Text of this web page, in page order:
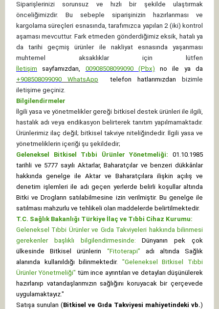
Siparişlerinizi sorunsuz ve hızlı bir şekilde ulaştırmak
önceliğimizdir. Bu sebeple siparişinizin hazırlanması ve
kargolama süreçleri esnasında, tarafımızca yapılan 2 (iki) kontrol
aşaması mevcuttur. Fark etmeden gönderdiğimiz eksik, hatalı ya
da tarihi geçmiş ürünler ile nakliyat esnasında yaşanması
muhtemel aksaklıklar için lütfen
İletişim
sayfamızdan, 00908508099090 (Pbx) no ile ya da
+908508099090 WhatsApp telefon hatlarımızdan bizimle
iletişime geçiniz.
Bilgilendirmeler
İlgili yasa ve yönetmelikler gereği bitkisel destek ürünleri ile ilgili,
hastalık adı veya endikasyon belirterek tanıtım yapılmamaktadır.
Ürünlerimiz ilaç değil; bitkisel takviye niteliğindedir. İlgili yasa ve
yönetmeliklerin içeriği şu şekildedir;
Geleneksel Bitkisel Tıbbi Ürünler Yönetmeliği: 01.10.1985
tarihli ve 5777 sayılı Aktarlar, Baharatçılar ve benzeri dükkânlar
hakkında genelge ile Aktar ve Baharatçılara ilişkin açılış ve
denetim işlemleri ile adı geçen yerlerde belirli koşullar altında
Bitki ve Drogların satılabilmesine izin verilmiştir. Bu genelge ile
satılması mahzurlu ve tehlikeli olan maddelerde belirtilmektedir.
T.C. Sağlık Bakanlığı Türkiye İlaç ve Tıbbi Cihaz Kurumu:
Geleneksel Tıbbi Ürünler ve Gıda Takviyeleri hakkında bilinmesi
gerekenler başlıklı bilgilendirmesinde:
Dünyanın pek çok
ülkesinde Bitkisel ürünlerin “Fitoterapi” adı altında Sağlık
alanında kullanıldığı bilinmektedir. "Geleneksel Bitkisel Tıbbi
Ürünler Yönetmeliği" tüm ince ayrıntıları ve detayları düşünülerek
hazırlanıp vatandaşlarımızın sağlığını koruyacak bir çerçevede
uygulamaktayız."
Satışa sunulan (Bitkisel ve Gıda Takviyesi mahiyetindeki vb.)